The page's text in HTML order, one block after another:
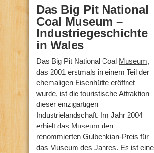
Das Big Pit National
Coal Museum –
Industriegeschichte
in Wales
Das Big Pit National Coal Museum,
das 2001 erstmals in einem Teil der
ehemaligen Eisenhütte eröffnet
wurde, ist die touristische Attraktion
dieser einzigartigen
Industrielandschaft. Im Jahr 2004
erhielt das Museum den
renommierten Gulbenkian-Preis für
das Museum des Jahres. Es ist eine